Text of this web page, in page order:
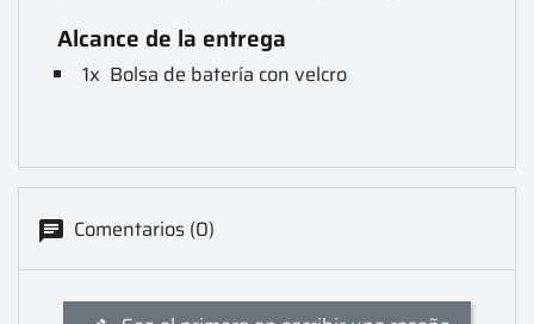
Alcance de la entrega
1x Bolsa de batería con velcro
Comentarios (0)